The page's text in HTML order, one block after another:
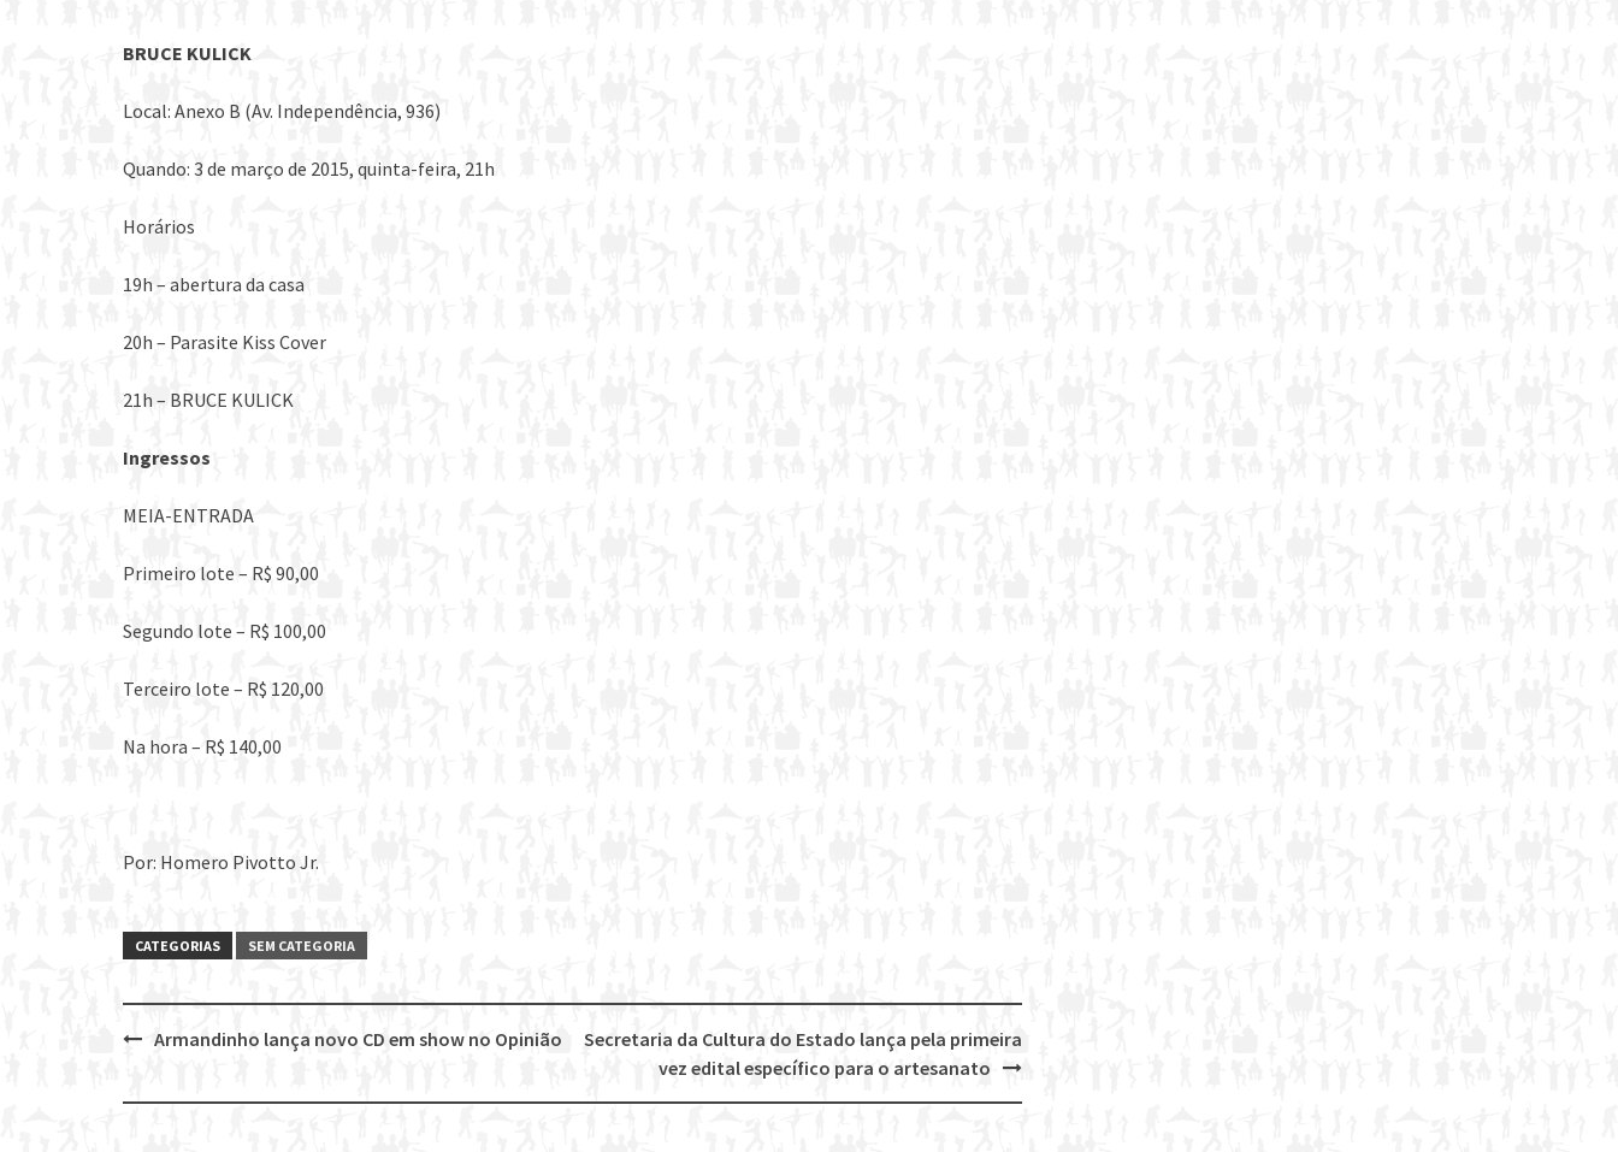
BRUCE KULICK
Local: Anexo B (Av. Independência, 936)
Quando: 3 de março de 2015, quinta-feira, 21h
Horários
19h – abertura da casa
20h – Parasite Kiss Cover
21h – BRUCE KULICK
Ingressos
MEIA-ENTRADA
Primeiro lote – R$ 90,00
Segundo lote – R$ 100,00
Terceiro lote – R$ 120,00
Na hora – R$ 140,00
Por: Homero Pivotto Jr.
CATEGORIAS SEM CATEGORIA
navigation
Secretaria da Cultura do Estado lança pela primeira
vez edital específico para o artesanato
Armandinho lança novo CD em show no Opinião